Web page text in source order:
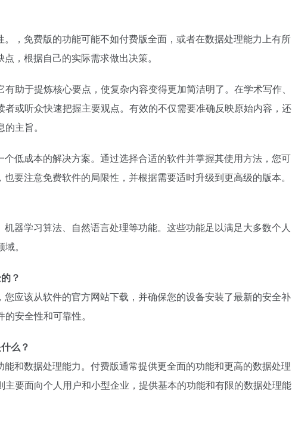
，免费版的功能可能不如付费版全面，或者在数据处理能力上有所
，根据自己的实际需求做出决策。
助于提炼核心要点，使复杂内容变得更加简洁明了。在学术写作、
或听众快速把握主要观点。有效的不仅需要准确反映原始内容，还
主旨。
低成本的解决方案。通过选择合适的软件并掌握其使用方法，您可
要注意免费软件的局限性，并根据需要适时升级到更高级的版本。
器学习算法、自然语言处理等功能。这些功能足以满足大多数个人
。
？
应该从软件的官方网站下载，并确保您的设备安装了最新的安全补
安全性和可靠性。
么？
和数据处理能力。付费版通常提供更全面的功能和更高的数据处理
要面向个人用户和小型企业，提供基本的功能和有限的数据处理能